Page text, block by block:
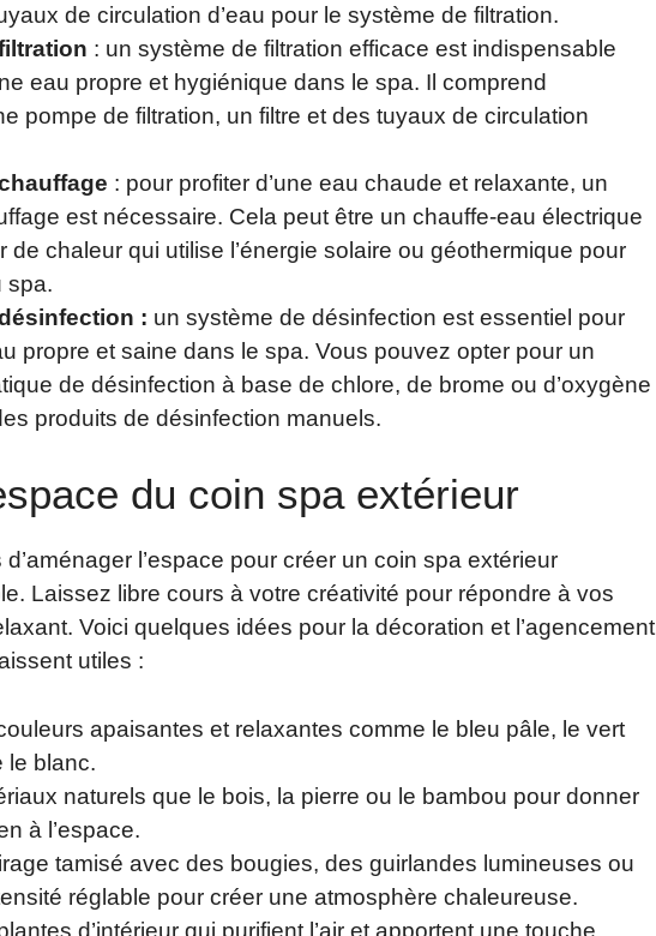
de circulation d’eau pour le système de filtration.
: un système de filtration efficace est indispensable
eau propre et hygiénique dans le spa. Il comprend
pompe de filtration, un filtre et des tuyaux de circulation
: pour profiter d’une eau chaude et relaxante, un
est nécessaire. Cela peut être un chauffe-eau électrique
de chaleur qui utilise l’énergie solaire ou géothermique pour
spa.
: un système de désinfection est essentiel pour
propre et saine dans le spa. Vous pouvez opter pour un
de désinfection à base de chlore, de brome ou d’oxygène
produits de désinfection manuels.
du coin spa extérieur
l’espace pour créer un coin spa extérieur
Laissez libre cours à votre créativité pour répondre à vos
Voici quelques idées pour la décoration et l’agencement
utiles :
apaisantes et relaxantes comme le bleu pâle, le vert
le blanc.
naturels que le bois, la pierre ou le bambou pour donner
à l’espace.
tamisé avec des bougies, des guirlandes lumineuses ou
réglable pour créer une atmosphère chaleureuse.
d’intérieur qui purifient l’air et apportent une touche